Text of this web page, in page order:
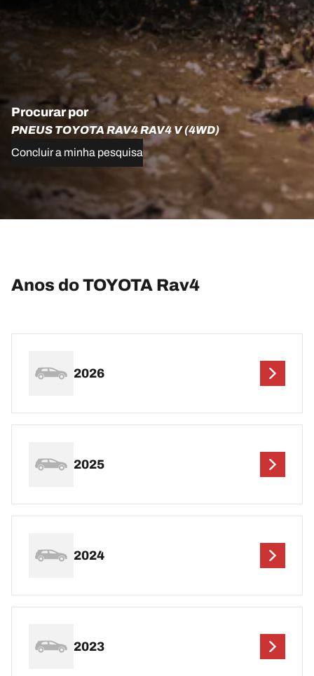
Procurar por
PNEUS TOYOTA RAV4 RAV4 V (4WD)
Concluir a minha pesquisa
Anos do TOYOTA Rav4
2026
2025
2024
2023